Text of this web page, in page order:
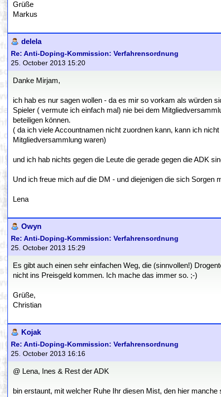
Grüße
Markus
delela
Re: Anti-Doping-Kommission: Verfahrensordnung
25. October 2013 15:20
Danke Mirjam,
ich hab es nur sagen wollen - da es mir so vorkam als würden
Spieler ( vermute ich einfach mal) nie bei dem
beteiligen können.
( da ich viele Accountnamen nicht zuordnen kann, kann ich
Mitgliedversammlung waren)
und ich hab nichts gegen die Leute die gerade gegen die ADK
Und ich freue mich auf die DM - und diejenigen die sich
Lena
Owyn
Re: Anti-Doping-Kommission: Verfahrensordnung
25. October 2013 15:29
Es gibt auch einen sehr einfachen Weg, die (sinnvollen!)
nicht ins Preisgeld kommen. Ich mache das immer so. ;-)
Grüße,
Christian
Kojak
Re: Anti-Doping-Kommission: Verfahrensordnung
25. October 2013 16:16
@ Lena, Ines & Rest der ADK
bin erstaunt, mit welcher Ruhe Ihr diesen Mist, den hier